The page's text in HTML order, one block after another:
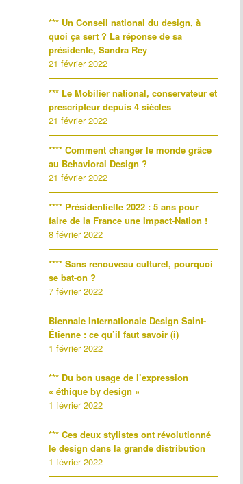
*** Un Conseil national du design, à
quoi ça sert ? La réponse de sa
présidente, Sandra Rey
21 février 2022
*** Le Mobilier national, conservateur et
prescripteur depuis 4 siècles
21 février 2022
**** Comment changer le monde grâce
au Behavioral Design ?
21 février 2022
**** Présidentielle 2022 : 5 ans pour
faire de la France une Impact-Nation !
8 février 2022
**** Sans renouveau culturel, pourquoi
se bat-on ?
7 février 2022
Biennale Internationale Design Saint-
Étienne : ce qu’il faut savoir (i)
1 février 2022
*** Du bon usage de l’expression
« éthique by design »
1 février 2022
*** Ces deux stylistes ont révolutionné
le design dans la grande distribution
1 février 2022